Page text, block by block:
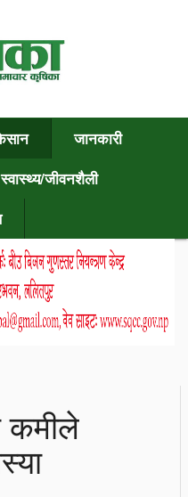
जानकारी
स्वास्थ्य/जीवनशैली
कमीले